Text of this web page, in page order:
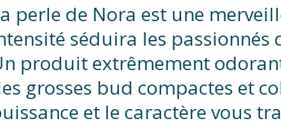
perle de Nora est une
séduira les passionnés
produit extrêmement
grosses bud compactes et
et le caractère vous